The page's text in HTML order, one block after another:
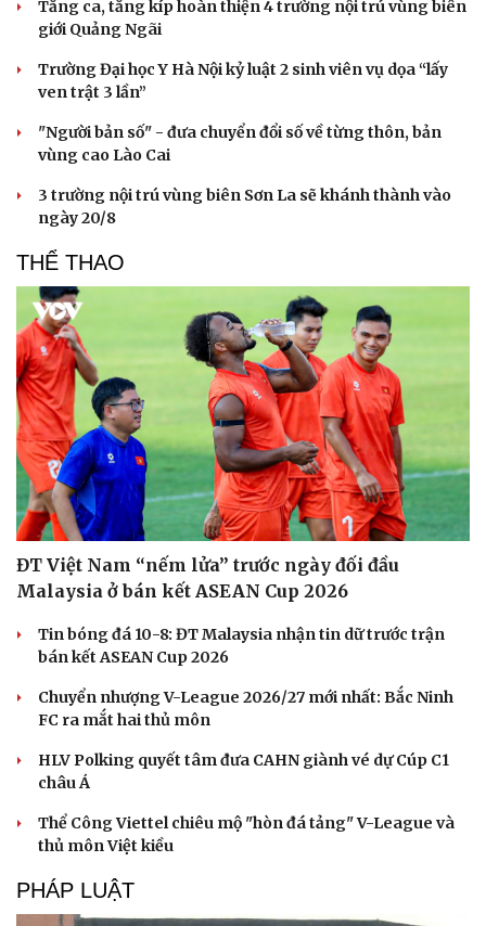
Thông tin doanh nghiệp
Doanh nghiệp 24h
Doanh nhân
Vì cộng đồng
Sành điệu
Trải nghiệm
Chuyển đổi số
Tăng ca, tăng kíp hoàn thiện 4 trường nội trú vùng biên
giới Quảng Ngãi
Trường Đại học Y Hà Nội kỷ luật 2 sinh viên vụ dọa “lấy
ven trật 3 lần”
"Người bản số" - đưa chuyển đổi số về từng thôn, bản
vùng cao Lào Cai
3 trường nội trú vùng biên Sơn La sẽ khánh thành vào
ngày 20/8
THỂ THAO
ĐT Việt Nam “nếm lửa” trước ngày đối đầu
Malaysia ở bán kết ASEAN Cup 2026
Tin bóng đá 10-8: ĐT Malaysia nhận tin dữ trước trận
bán kết ASEAN Cup 2026
Chuyển nhượng V-League 2026/27 mới nhất: Bắc Ninh
FC ra mắt hai thủ môn
HLV Polking quyết tâm đưa CAHN giành vé dự Cúp C1
châu Á
Thể Công Viettel chiêu mộ "hòn đá tảng" V-League và
thủ môn Việt kiều
PHÁP LUẬT